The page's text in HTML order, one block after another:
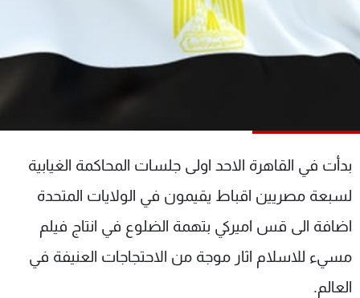
بدأت في القاهرة الاحد اولى جلسات المحاكمة الغيابية
لسبعة مصريين اقباط يقيمون في الولايات المتحدة
اضافة الى قس اميركي بتهمة الضلوع في انتاج فيلم
مسيء للاسلام اثار موجة من الاحتجاجات العنيفة في
العالم.
عن MTV
لاعلاناتكم
وظائف
تواصل معنا
شروط الإسـتخدام